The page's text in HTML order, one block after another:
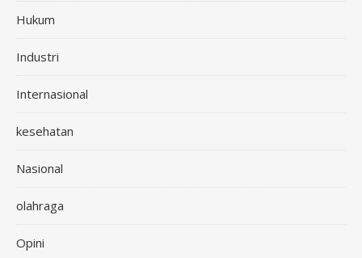
Hukum
Industri
Internasional
kesehatan
Nasional
olahraga
Opini